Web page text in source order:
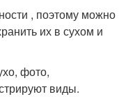
, поэтому можно
их в сухом и
фото,
виды.